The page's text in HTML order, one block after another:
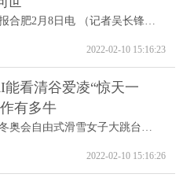
科技日报合肥2月8日电 （记者吴长锋）8日...
2022-02-10 15:16:23
能看清谷爱凌“惊天一
有多牛
在北京冬奥会自由式滑雪女子大跳台决赛中...
2022-02-10 15:16:26